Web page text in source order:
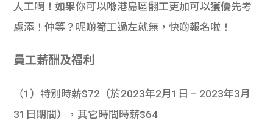
人工啊！如果你可以喺港島區翻工更加可以獲優先考
慮添！仲等？呢啲筍工過左就無，快啲報名啦！
員工薪酬及福利
（1）特別時薪$72（於2023年2月1日 – 2023年3月
31日期間），其它時間時薪$64